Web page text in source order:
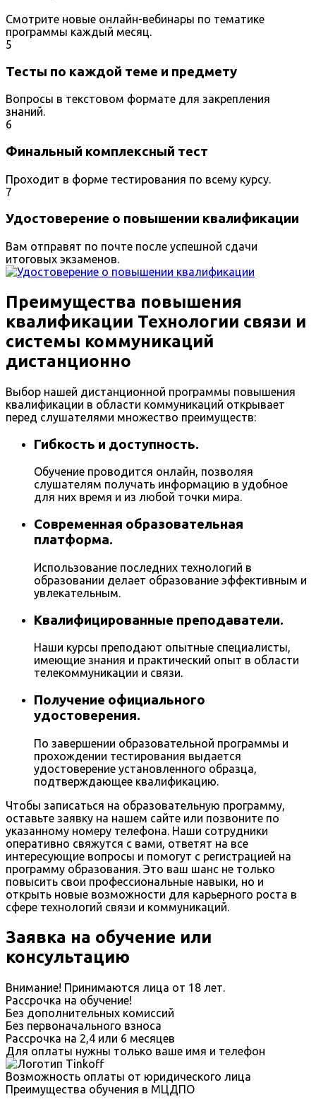
Смотрите новые онлайн-вебинары по тематике
программы каждый месяц.
5
Тесты по каждой теме и предмету
Вопросы в текстовом формате для закрепления
знаний.
6
Финальный комплексный тест
Проходит в форме тестирования по всему курсу.
7
Удостоверение о повышении квалификации
Вам отправят по почте после успешной сдачи
итоговых экзаменов.
Преимущества повышения
квалификации Технологии связи и
системы коммуникаций
дистанционно
Выбор нашей дистанционной программы повышения
квалификации в области коммуникаций открывает
перед слушателями множество преимуществ:
Гибкость и доступность.
Обучение проводится онлайн, позволяя
слушателям получать информацию в удобное
для них время и из любой точки мира.
Современная образовательная
платформа.
Использование последних технологий в
образовании делает образование эффективным и
увлекательным.
Квалифицированные преподаватели.
Наши курсы преподают опытные специалисты,
имеющие знания и практический опыт в области
телекоммуникации и связи.
Получение официального
удостоверения.
По завершении образовательной программы и
прохождении тестирования выдается
удостоверение установленного образца,
подтверждающее квалификацию.
Чтобы записаться на образовательную программу,
оставьте заявку на нашем сайте или позвоните по
указанному номеру телефона. Наши сотрудники
оперативно свяжутся с вами, ответят на все
интересующие вопросы и помогут с регистрацией на
программу образования. Это ваш шанс не только
повысить свои профессиональные навыки, но и
открыть новые возможности для карьерного роста в
сфере технологий связи и коммуникаций.
Заявка на обучение или
консультацию
Внимание! Принимаются лица от 18 лет.
Рассрочка на обучение!
Без дополнительных комиссий
Без первоначального взноса
Рассрочка на 2,4 или 6 месяцев
Для оплаты нужны только ваше имя и телефон
Возможность оплаты от юридического лица
Преимущества обучения в МЦДПО